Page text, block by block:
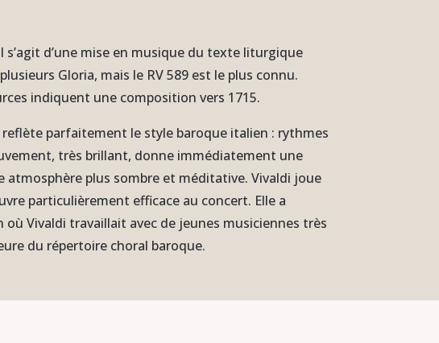
s’agit d’une mise en musique du texte liturgique
Gloria, mais le RV 589 est le plus connu.
indiquent une composition vers 1715.
parfaitement le style baroque italien : rythmes
très brillant, donne immédiatement une
atmosphère plus sombre et méditative. Vivaldi joue
particulièrement efficace au concert. Elle a
Vivaldi travaillait avec de jeunes musiciennes très
du répertoire choral baroque.